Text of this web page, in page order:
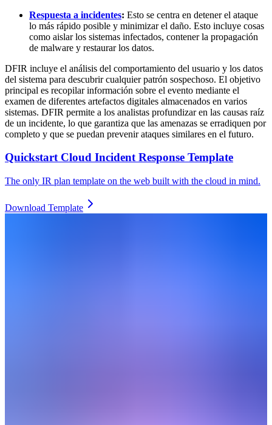
Respuesta a incidentes: Esto se centra en detener el ataque
lo más rápido posible y minimizar el daño. Esto incluye cosas
como aislar los sistemas infectados, contener la propagación
de malware y restaurar los datos.
DFIR incluye el análisis del comportamiento del usuario y los datos
del sistema para descubrir cualquier patrón sospechoso. El objetivo
principal es recopilar información sobre el evento mediante el
examen de diferentes artefactos digitales almacenados en varios
sistemas. DFIR permite a los analistas profundizar en las causas raíz
de un incidente, lo que garantiza que las amenazas se erradiquen por
completo y que se puedan prevenir ataques similares en el futuro.
Quickstart Cloud Incident Response Template
The only IR plan template on the web built with the cloud in mind.
Download Template